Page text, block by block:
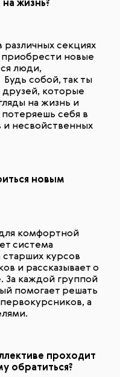
жизнь?
секциях
новые
люди,
собой, так ты
которые
на жизнь и
себя в
и несвойственных
новым
комфортной
система
старших курсов
и рассказывает о
За каждой группой
помогает решать
а
проходит
обратиться?